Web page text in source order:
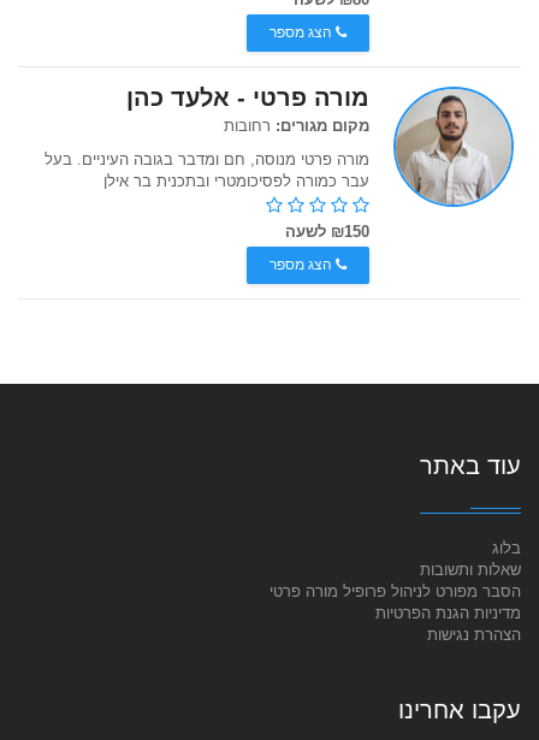
הצג מספר
מורה פרטי - אלעד כהן
מקום מגורים: רחובות
מורה פרטי מנוסה, חם ומדבר בגובה העיניים. בעל
עבר כמורה לפסיכומטרי ובתכנית בר אילן
₪150 לשעה
הצג מספר
עוד באתר
בלוג
שאלות ותשובות
הסבר מפורט לניהול פרופיל מורה פרטי
מדיניות הגנת הפרטיות
הצהרת נגישות
עקבו אחרינו